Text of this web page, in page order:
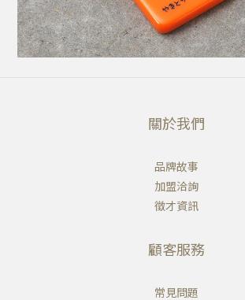
關於我們
品牌故事
加盟洽詢
徵才資訊
顧客服務
常見問題